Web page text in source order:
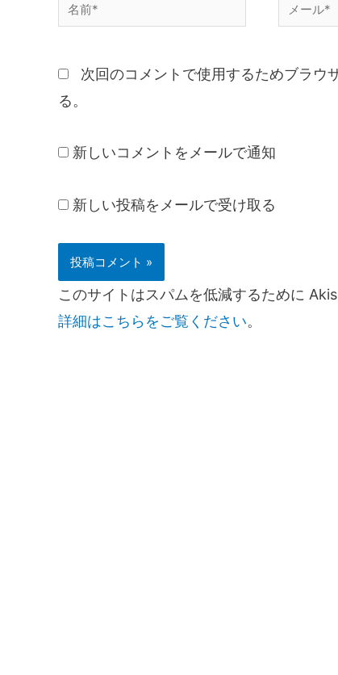
次回のコメントで使用するためブラウ
る。
新しいコメントをメールで通知
新しい投稿をメールで受け取る
このサイトはスパムを低減するために
詳細はこちらをご覧ください。